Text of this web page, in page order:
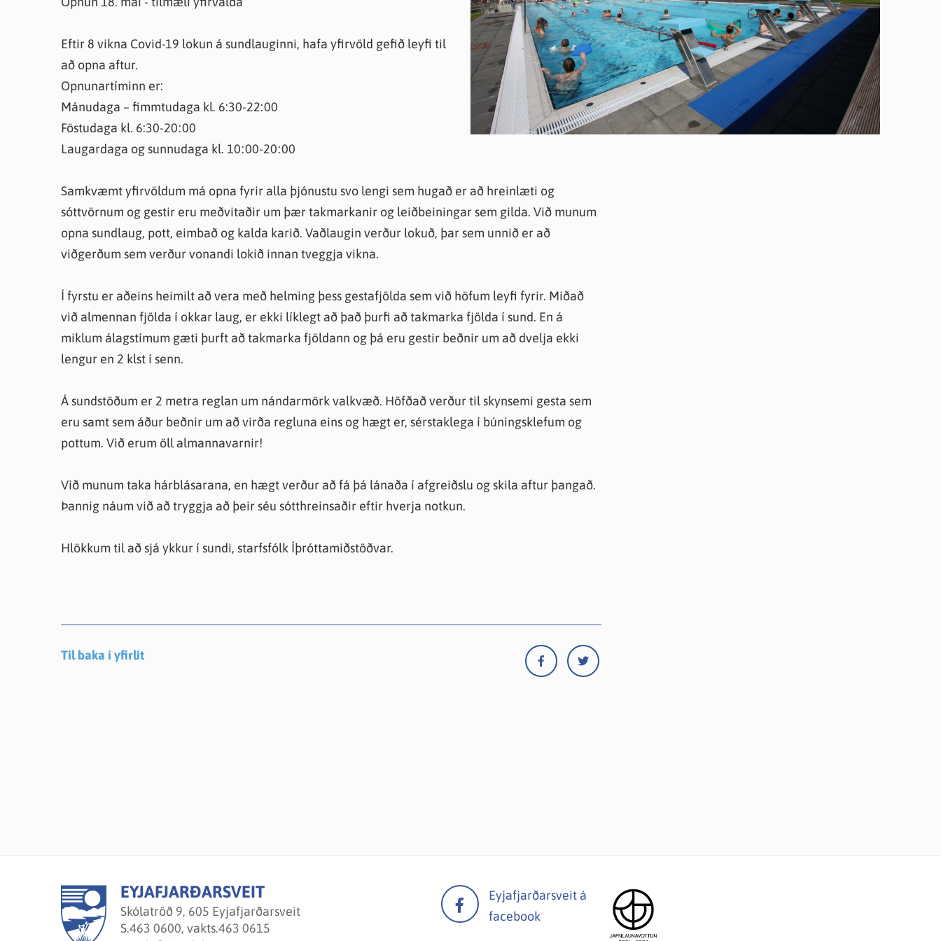
Lóðir í Hrafnagilshverfi
Íþrótta- og tómstundastyrkur
Eftir 8 vikna Covid-19 lokun á sundlauginni, hafa yfirvöld gefið leyfi til
að opna aftur.
Opnunartíminn er:
Mánudaga – fimmtudaga kl. 6:30-22:00
Föstudaga kl. 6:30-20:00
Laugardaga og sunnudaga kl. 10:00-20:00
Samkvæmt yfirvöldum má opna fyrir alla þjónustu svo lengi sem hugað er að hreinlæti og
sóttvörnum og gestir eru meðvitaðir um þær takmarkanir og leiðbeiningar sem gilda. Við munum
opna sundlaug, pott, eimbað og kalda karið. Vaðlaugin verður lokuð, þar sem unnið er að
viðgerðum sem verður vonandi lokið innan tveggja vikna.
Í fyrstu er aðeins heimilt að vera með helming þess gestafjölda sem við höfum leyfi fyrir. Miðað
við almennan fjölda í okkar laug, er ekki líklegt að það þurfi að takmarka fjölda í sund. En á
miklum álagstímum gæti þurft að takmarka fjöldann og þá eru gestir beðnir um að dvelja ekki
lengur en 2 klst í senn.
Á sundstöðum er 2 metra reglan um nándarmörk valkvæð. Höfðað verður til skynsemi gesta sem
eru samt sem áður beðnir um að virða regluna eins og hægt er, sérstaklega í búningsklefum og
pottum. Við erum öll almannavarnir!
Við munum taka hárblásarana, en hægt verður að fá þá lánaða í afgreiðslu og skila aftur þangað.
Þannig náum við að tryggja að þeir séu sótthreinsaðir eftir hverja notkun.
Hlökkum til að sjá ykkur í sundi, starfsfólk Íþróttamiðstöðvar.
Til baka í yfirlit
EYJAFJARÐARSVEIT
Skólatröð 9, 605 Eyjafjarðarsveit
S.463 0600, vakts.463 0615
Eyjafjarðarsveit á
facebook